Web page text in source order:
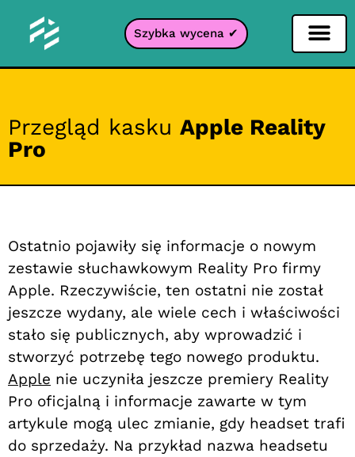
Szybka wycena ✔
Przegląd kasku Apple Reality
Pro
Ostatnio pojawiły się informacje o nowym
zestawie słuchawkowym Reality Pro firmy
Apple. Rzeczywiście, ten ostatni nie został
jeszcze wydany, ale wiele cech i właściwości
stało się publicznych, aby wprowadzić i
stworzyć potrzebę tego nowego produktu.
Apple nie uczyniła jeszcze premiery Reality
Pro oficjalną i informacje zawarte w tym
artykule mogą ulec zmianie, gdy headset trafi
do sprzedaży. Na przykład nazwa headsetu